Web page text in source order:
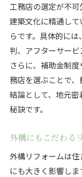
工務店と
方法
和歌山で
ツ
リフォー
省エネ・耐震
耐震性を
和歌山で
力
工務店の選定が不
建築文化に精通し
らです。具体的に
判、アフターサービ
さらに、補助金制
務店を選ぶことで、
結論として、地元
秘訣です。
外構にもこだわる
外構リフォームは
にも大きく影響し